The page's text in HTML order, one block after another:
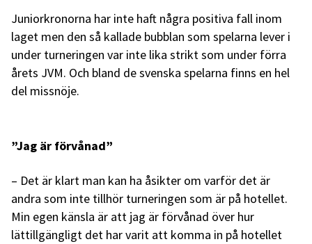
Juniorkronorna har inte haft några positiva fall inom
laget men den så kallade bubblan som spelarna lever i
under turneringen var inte lika strikt som under förra
årets JVM. Och bland de svenska spelarna finns en hel
del missnöje.
”Jag är förvånad”
– Det är klart man kan ha åsikter om varför det är
andra som inte tillhör turneringen som är på hotellet.
Min egen känsla är att jag är förvånad över hur
lättillgängligt det har varit att komma in på hotellet